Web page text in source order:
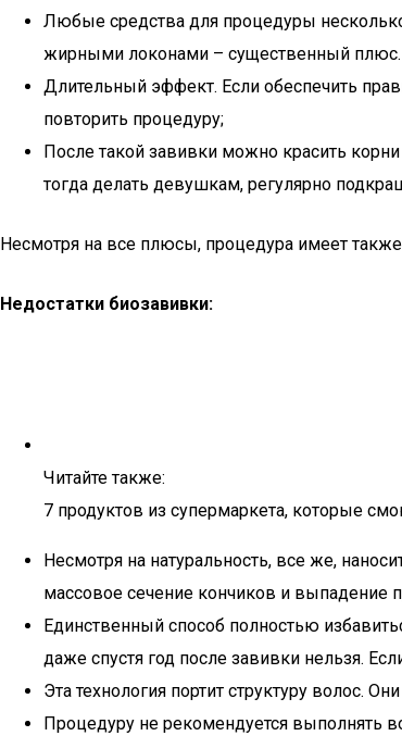
Любые средства для процедуры
жирными локонами – существенный плюс.
Длительный эффект. Если обеспечить
повторить процедуру;
После такой завивки можно красить
тогда делать девушкам, регулярно
Несмотря на все плюсы, процедура имеет
Недостатки биозавивки:
Читайте также:
7 продуктов из супермаркета, которые
Несмотря на натуральность, все же,
массовое сечение кончиков и выпадение
Единственный способ полностью
даже спустя год после завивки нельзя.
Эта технология портит структуру волос.
Процедуру не рекомендуется выполнять